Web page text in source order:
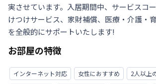
実させています。入居期間中、サービスコ
けつけサービス、家財補償、医療・介護・
を全般的にサポートいたします!
お部屋の特徴
インターネット対応 女性におすすめ
2人以上